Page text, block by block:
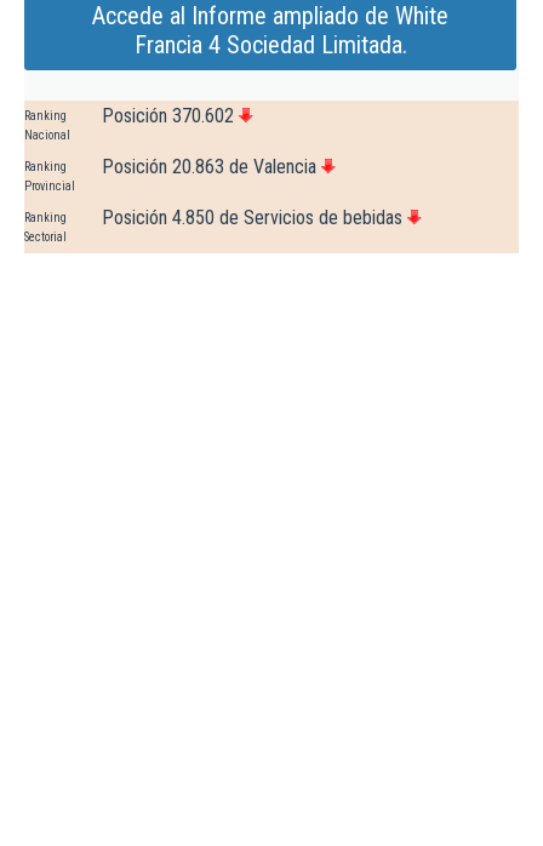
Accede al Informe ampliado de White
Francia 4 Sociedad Limitada.
Ranking
Nacional
Posición 370.602
Ranking
Provincial
Posición 20.863 de Valencia
Ranking
Sectorial
Posición 4.850 de Servicios de bebidas